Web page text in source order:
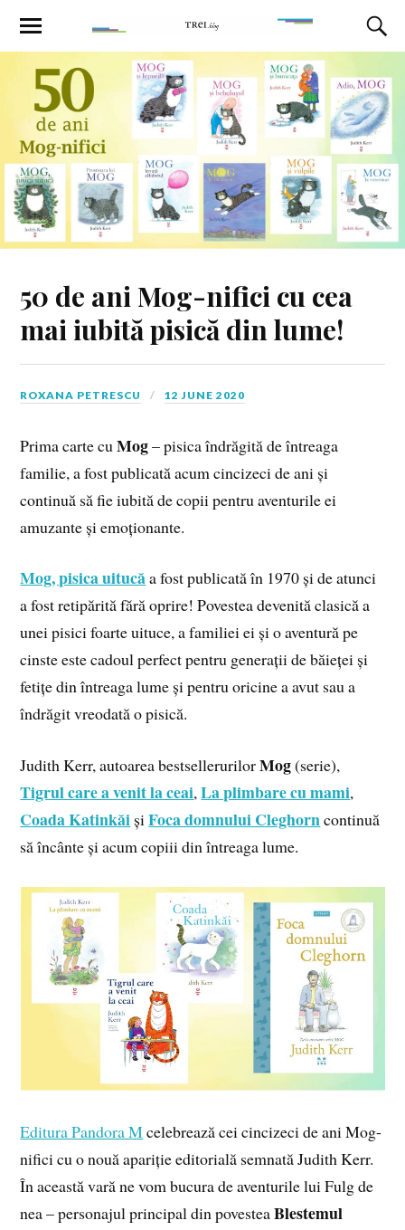
50 de ani Mog-nifici cu cea
mai iubită pisică din lume!
ROXANA PETRESCU 12 JUNE 2020
Prima carte cuMog– pisica îndrăgită de întreaga
familie, a fost publicată acum cincizeci de ani și
continuă să fie iubită de copii pentru aventurile ei
amuzante și emoționante.
Mog, pisica uitucăa fost publicată în 1970 și de atunci
a fost retipărită fără oprire! Povestea devenită clasică a
unei pisici foarte uituce, a familiei ei și o aventură pe
cinste este cadoul perfect pentru generații de băieței și
fetițe din întreaga lume și pentru oricine a avut sau a
îndrăgit vreodată o pisică.
Judith Kerr, autoarea bestsellerurilorMog(serie),
Tigrul care a venit la ceai,La plimbare cu mami,
Coada Katinkăi șiFoca domnului Cleghorncontinuă
să încânte și acum copiii din întreaga lume.
Editura Pandora Mcelebrează cei cincizeci de ani Mog-
nifici cu o nouă apariție editorială semnată Judith Kerr.
În această vară ne vom bucura de aventurile lui Fulg de
nea – personajul principal din povesteaBlestemul